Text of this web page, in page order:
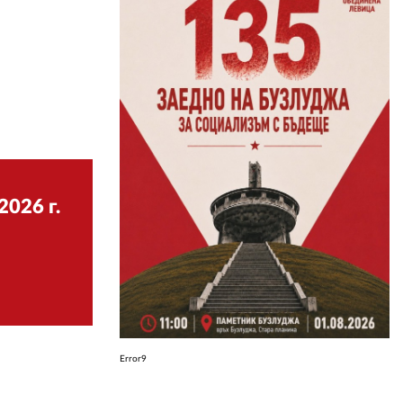
г.
Error9
АВТОРИ
РЕДАКЦИЯ
РЕКЛАМА
АБОНАМЕНТ
УСЛОВИЯ ЗА ПОЛЗВАНЕ
ПОЛИТИКА ЗА БИСКВИТКИТЕ
ПОЛИТИКАТА ЗА